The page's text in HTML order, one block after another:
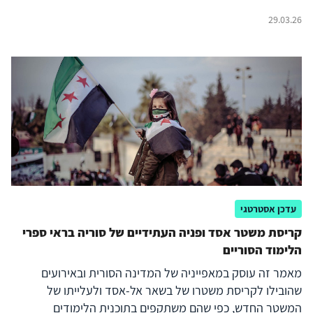
29.03.26
עדכן אסטרטגי
קריסת משטר אסד ופניה העתידיים של סוריה בראי ספרי
הלימוד הסוריים
מאמר זה עוסק במאפייניה של המדינה הסורית ובאירועים
שהובילו לקריסת משטרו של בשאר אל-אסד ולעלייתו של
המשטר החדש, כפי שהם משתקפים בתוכנית הלימודים